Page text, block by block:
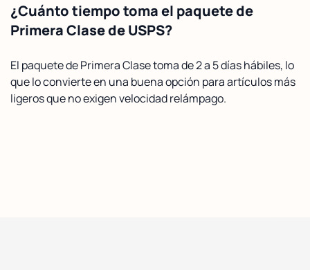
¿Cuánto tiempo toma el paquete de
Primera Clase de USPS?
El paquete de Primera Clase toma de 2 a 5 días hábiles, lo
que lo convierte en una buena opción para artículos más
ligeros que no exigen velocidad relámpago.